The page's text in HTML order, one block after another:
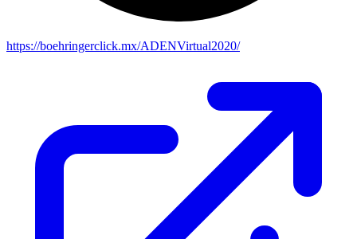
https://boehringerclick.mx/ADENVirtual2020/